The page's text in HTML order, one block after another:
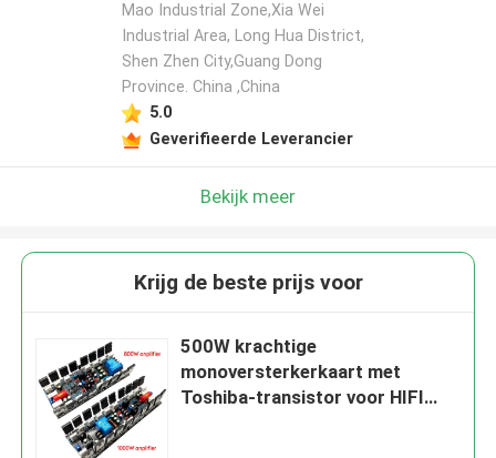
Mao Industrial Zone,Xia Wei
Industrial Area, Long Hua District,
Shen Zhen City,Guang Dong
Province. China ,China
5.0
Geverifieerde Leverancier
Bekijk meer
Krijg de beste prijs voor
500W krachtige
monoversterkerkaart met
Toshiba-transistor voor HIFI